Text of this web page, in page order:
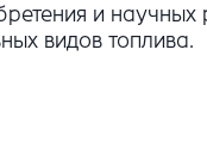
и научных
видов топлива.